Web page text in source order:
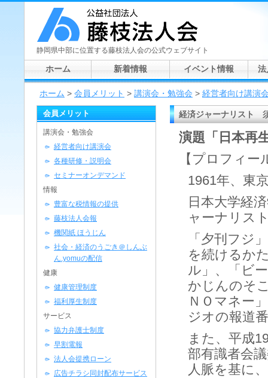
静岡県中部に位置する藤枝法人会の公式ウェブサイト
ホーム 新着情報 イベント情報 法
ホーム > 会員メリット > 講演会・勉強会 > 経営者向け講演
会員メリット
講演会・勉強会
経営者向け講演会
各種研修・説明会
セミナーオンデマンド
情報
豊富な税情報の提供
藤枝法人会報
機関紙 ほうじん
社会・経済のうごき＠しんぶ
ん.yomuの配信
健康
健康管理制度
福利厚生制度
サービス
協力弁護士制度
早割電報
法人会提携ローン
広告チラシ同封配布サービス
経済ジャーナリスト
演題「日本再
【プロフィー
1961年、東
日本大学経
ャーナリス
「夕刊フジ
を続けるか
ル」、「ビ
かじんのそ
ＮＯマネー
ジオの報道
また、平成
部有識者会
人脈を基に